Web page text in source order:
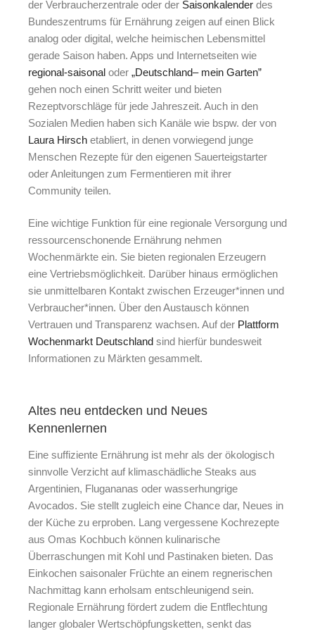
der Verbraucherzentrale oder der Saisonkalender des
Bundeszentrums für Ernährung zeigen auf einen Blick
analog oder digital, welche heimischen Lebensmittel
gerade Saison haben. Apps und Internetseiten wie
regional-saisonal oder „Deutschland– mein Garten”
gehen noch einen Schritt weiter und bieten
Rezeptvorschläge für jede Jahreszeit. Auch in den
Sozialen Medien haben sich Kanäle wie bspw. der von
Laura Hirsch etabliert, in denen vorwiegend junge
Menschen Rezepte für den eigenen Sauerteigstarter
oder Anleitungen zum Fermentieren mit ihrer
Community teilen.
Eine wichtige Funktion für eine regionale Versorgung und
ressourcenschonende Ernährung nehmen
Wochenmärkte ein. Sie bieten regionalen Erzeugern
eine Vertriebsmöglichkeit. Darüber hinaus ermöglichen
sie unmittelbaren Kontakt zwischen Erzeuger*innen und
Verbraucher*innen. Über den Austausch können
Vertrauen und Transparenz wachsen. Auf der Plattform
Wochenmarkt Deutschland sind hierfür bundesweit
Informationen zu Märkten gesammelt.
Altes neu entdecken und Neues
Kennenlernen
Eine suffiziente Ernährung ist mehr als der ökologisch
sinnvolle Verzicht auf klimaschädliche Steaks aus
Argentinien, Flugananas oder wasserhungrige
Avocados. Sie stellt zugleich eine Chance dar, Neues in
der Küche zu erproben. Lang vergessene Kochrezepte
aus Omas Kochbuch können kulinarische
Überraschungen mit Kohl und Pastinaken bieten. Das
Einkochen saisonaler Früchte an einem regnerischen
Nachmittag kann erholsam entschleunigend sein.
Regionale Ernährung fördert zudem die Entflechtung
langer globaler Wertschöpfungsketten, senkt das